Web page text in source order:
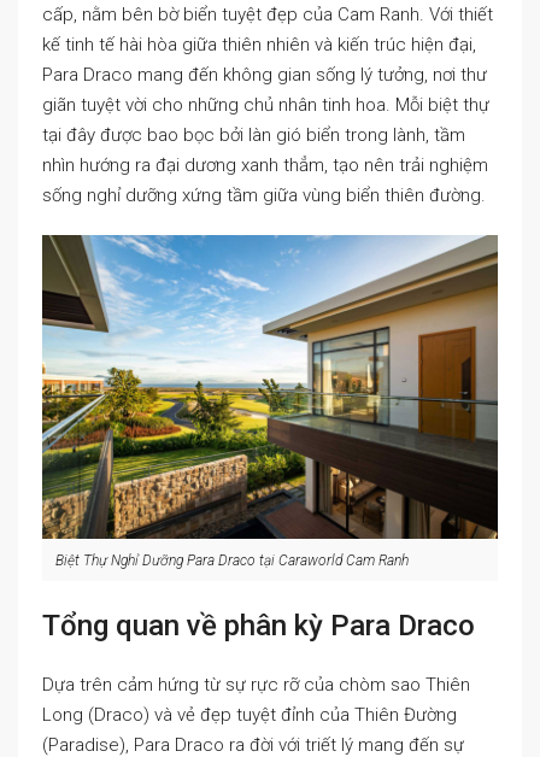
cấp, nằm bên bờ biển tuyệt đẹp của Cam Ranh. Với thiết
kế tinh tế hài hòa giữa thiên nhiên và kiến trúc hiện đại,
Para Draco mang đến không gian sống lý tưởng, nơi thư
giãn tuyệt vời cho những chủ nhân tinh hoa. Mỗi biệt thự
tại đây được bao bọc bởi làn gió biển trong lành, tầm
nhìn hướng ra đại dương xanh thẳm, tạo nên trải nghiệm
sống nghỉ dưỡng xứng tầm giữa vùng biển thiên đường.
Biệt Thự Nghỉ Dưỡng Para Draco tại Caraworld Cam Ranh
Tổng quan về phân kỳ Para Draco
Dựa trên cảm hứng từ sự rực rỡ của chòm sao Thiên
Long (Draco) và vẻ đẹp tuyệt đỉnh của Thiên Đường
(Paradise), Para Draco ra đời với triết lý mang đến sự